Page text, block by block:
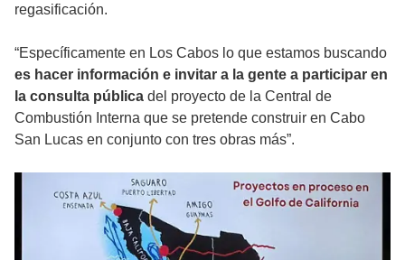
regasificación.
“Específicamente en Los Cabos lo que estamos buscando
es hacer información e invitar a la gente a participar en
la consulta pública del proyecto de la Central de
Combustión Interna que se pretende construir en Cabo
San Lucas en conjunto con tres obras más”.